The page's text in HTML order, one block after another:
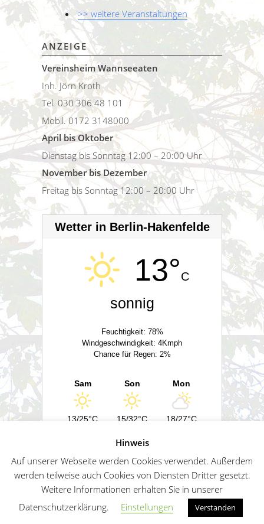
>> weitere Veranstaltungen
ANZEIGE
Vereinsheim Wannseeaten
Inh. Jörn Kroth
Tel. 030 306 48 101
Mobil. 0172 3148000
April bis Oktober
Dienstag bis Sonntag 12:00 – 20:00 Uhr
November bis Dezember
Freitag bis Sonntag 12:00 – 20:00 Uhr
Wetter in Berlin-Hakenfelde
13°C
sonnig
Feuchtigkeit: 78%
Windgeschwindigkeit: 4Kmph
Chance für Regen: 2%
Sam
13/25°C
Son
15/32°C
Mon
18/27°C
Impressum Datenschutz Sitemap German
Penguin WordPress Theme kreiert von WPZOO
Hinweis
Auf unserer Webseite werden Cookies verwendet. Außerdem
werden teilweise auch Cookies von Diensten Dritter gesetzt.
Weitere Informationen erhalten Sie in unserer
Datenschutzerklärung.
Einstellungen Verstanden